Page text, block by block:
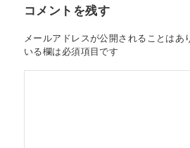
コメントを残す
メールアドレスが公開されることはあ
いる欄は必須項目です